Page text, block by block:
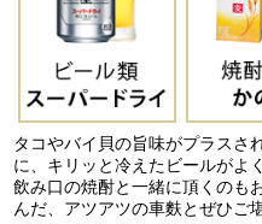
タコやバイ貝の旨味がプラスさ
に、キリッと冷えたビールがよ
飲み口の焼酎と一緒に頂くのも
んだ、アツアツの車麩とぜひご